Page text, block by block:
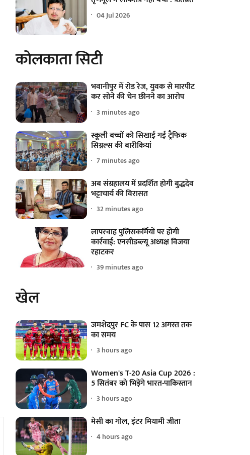
04 Jul 2026
कोलकाता सिटी
भवानीपुर में रोड रेज, युवक से मारपीट
कर सोने की चेन छीनने का आरोप
3 minutes ago
स्कूली बच्चों को सिखाई गईं ट्रैफिक
सिग्नल्स की बारीकियां
7 minutes ago
अब संग्रहालय में प्रदर्शित होगी बुद्धदेव
भट्टाचार्य की विरासत
32 minutes ago
लापरवाह पुलिसकर्मियों पर होगी
कार्रवाई: एनसीडब्ल्यू अध्यक्ष विजया
रहाटकर
39 minutes ago
खेल
जमशेदपुर FC के पास 12 अगस्त तक
का समय
3 hours ago
Women's T-20 Asia Cup 2026 :
5 सितंबर को भिड़ेंगे भारत-पाकिस्तान
3 hours ago
मेसी का गोल, इंटर मियामी जीता
4 hours ago